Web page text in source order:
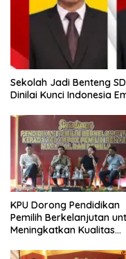
Sekolah Jadi Benteng
Dinilai Kunci Indonesia
KPU Dorong Pendidikan
Pemilih Berkelanjutan
Meningkatkan Kualitas